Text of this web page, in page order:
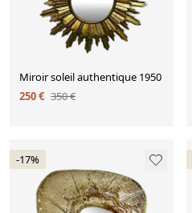
Miroir soleil authentique 1950
250 € 350 €
-17%